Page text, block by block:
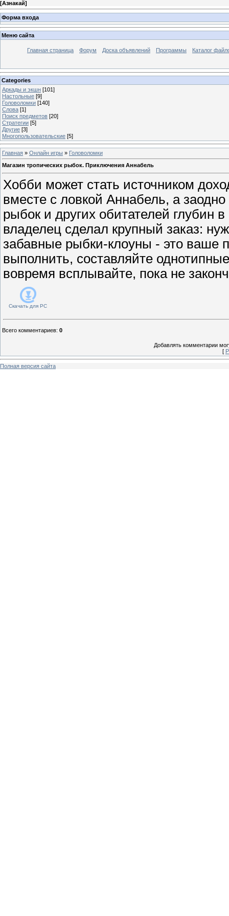
[Азнакай]
Форма входа
Меню сайта
Главная страница Форум Доска объявлений Программы Каталог
Categories
Аркады и экшн [101]
Настольные [9]
Головоломки [140]
Слова [1]
Поиск предметов [20]
Стратегии [5]
Другие [3]
Многопользовательские [5]
Главная » Онлайн игры » Головоломки
Магазин тропических рыбок. Приключения Аннабель
Хобби может стать источником
вместе с ловкой Аннабель, а заодно
рыбок и других обитателей глубин
владелец сделал крупный заказ:
забавные рыбки-клоуны - это ваше
выполнить, составляйте
вовремя всплывайте, пока не
Скачать для PC
Всего комментариев: 0
Добавлять комментарии
[
Полная версия сайта